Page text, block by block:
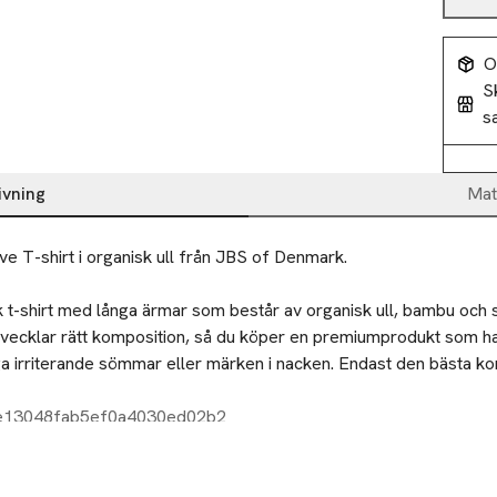
t-shirt med långa ärmar som består av organisk ull, bambu och
rätt komposition, så du köper en premiumprodukt som
irriterande sömmar eller märken i nacken. Endast den bästa